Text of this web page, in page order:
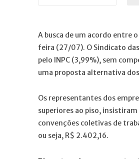
A busca de um acordo entre
feira (27/07). O Sindicato
pelo INPC (3,99%), sem
uma proposta alternativa
Os representantes dos
superiores ao piso,
convenções coletivas de
ou seja, R$ 2.402,16.